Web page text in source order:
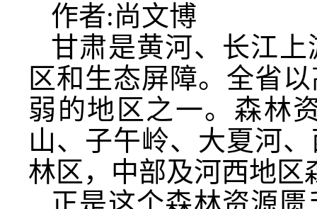
作者:尚文博
甘肃是黄河、长江
区和生态屏障。全省
弱的地区之一。森林
山、子午岭、大夏河
林区，中部及河西地区